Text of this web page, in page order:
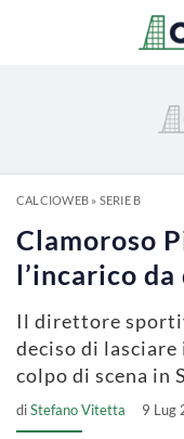
CALCIOWEB» SERIE B
Clamoroso
l’incarico
Il direttore
deciso di lasciare
colpo di scena in
diStefano Vitetta 9 Lug